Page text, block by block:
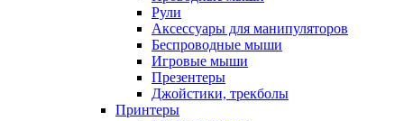
Рули
Аксессуары для манипуляторов
Беспроводные мыши
Игровые мыши
Презентеры
Джойстики, трекболы
Принтеры